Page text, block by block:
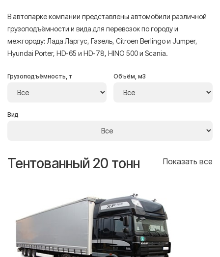
В автопарке компании представлены автомобили различной
грузоподъёмности и вида для перевозок по городу и
межгороду: Лада Ларгус, Газель, Citroen Berlingo и Jumper,
Hyundai Porter, HD-65 и HD-78, HINO 500 и Scania.
Грузоподъёмность, т Объём, м3
Вид
Тентованный 20 тонн Показать все